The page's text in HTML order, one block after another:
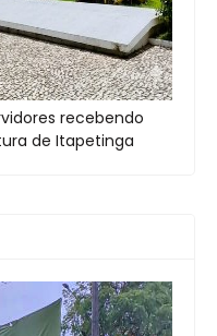
recebendo
de Itapetinga